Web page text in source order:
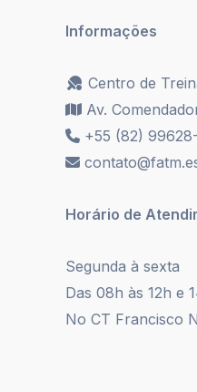
Informações
Centro de
Av.
+55 (82)
Horário de
Segunda à sexta
Das 08h às 12h e
No CT Francisco